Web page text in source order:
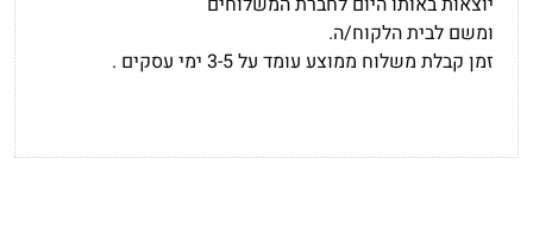
ומשם לבית הלקוח/ה.
זמן קבלת משלוח ממוצע עומד על 3-5 ימי עסקים .